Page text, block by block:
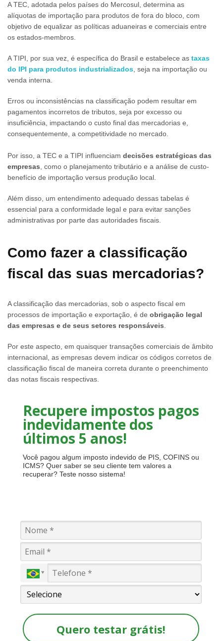
A TEC, adotada pelos países do Mercosul, determina as
alíquotas de importação para produtos de fora do bloco, com
objetivo de equalizar as políticas aduaneiras e comerciais entre
os estados-membros.
A TIPI, por sua vez, é específica do Brasil e estabelece as taxas
do IPI para produtos industrializados , seja na importação ou
venda interna.
Erros ou inconsistências na classificação podem resultar em
pagamentos incorretos de tributos, seja por excesso ou
insuficiência, impactando o custo final das mercadorias e,
consequentemente, a competitividade no mercado.
Por isso, a TEC e a TIPI influenciam decisões estratégicas das
empresas , como o planejamento tributário e a análise de custo-
benefício de importação versus produção local.
Além disso, um entendimento adequado dessas tabelas é
essencial para a conformidade legal e para evitar sanções
administrativas por parte das autoridades fiscais.
Como fazer a classificação
fiscal das suas mercadorias?
A classificação das mercadorias, sob o aspecto fiscal em
processos de importação e exportação, é de obrigação legal
das empresas e de seus setores responsáveis
Por este aspecto, em quaisquer transações comerciais de âmbito
internacional, as empresas devem indicar os códigos corretos de
classificação fiscal de maneira correta durante o preenchimento
das notas fiscais respectivas.
Recupere impostos pagos
indevidamente dos
últimos 5 anos!
Você pagou algum imposto indevido de PIS, COFINS ou
ICMS? Quer saber se seu cliente tem valores a
recuperar? Teste nosso sistema!
Quero testar grátis!